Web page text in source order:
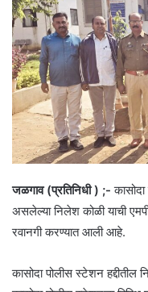
जळगाव (प्रतिनिधी ) ;-
असलेल्या निलेश कोळी याची
रवानगी करण्यात आली आहे.
कासोदा पोलीस स्टेशन हद्दीतील